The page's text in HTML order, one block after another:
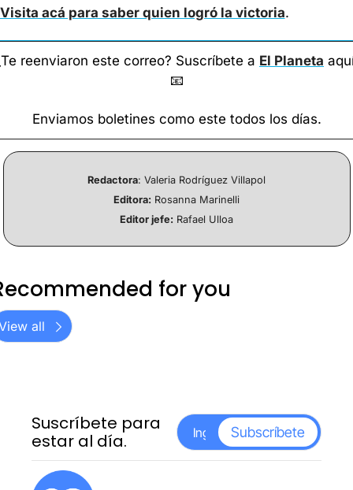
Visita acá para saber quien logró la victoria.
reenviaron este correo? Suscríbete a El Planeta
📧
Enviamos boletines como este todos los días.
Redactora: Valeria Rodríguez Villapol
Editora: Rosanna Marinelli
Editor jefe: Rafael Ulloa
for you
all
Suscríbete para
estar al día.
Subscríbete